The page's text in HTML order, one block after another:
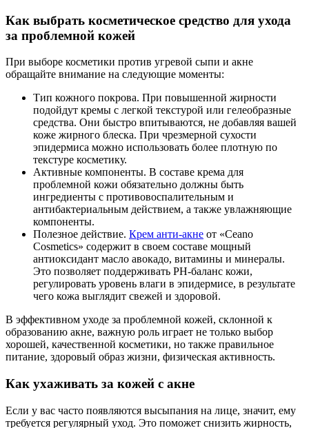
Как выбрать косметическое средство для ухода
за проблемной кожей
При выборе косметики против угревой сыпи и акне
обращайте внимание на следующие моменты:
Тип кожного покрова. При повышенной жирности
подойдут кремы с легкой текстурой или гелеобразные
средства. Они быстро впитываются, не добавляя вашей
коже жирного блеска. При чрезмерной сухости
эпидермиса можно использовать более плотную по
текстуре косметику.
Активные компоненты. В составе крема для
проблемной кожи обязательно должны быть
ингредиенты с противовоспалительным и
антибактериальным действием, а также увлажняющие
компоненты.
Полезное действие. Крем анти-акне от «Ceano
Cosmetics» содержит в своем составе мощный
антиоксидант масло авокадо, витамины и минералы.
Это позволяет поддерживать РН-баланс кожи,
регулировать уровень влаги в эпидермисе, в результате
чего кожа выглядит свежей и здоровой.
В эффективном уходе за проблемной кожей, склонной к
образованию акне, важную роль играет не только выбор
хорошей, качественной косметики, но также правильное
питание, здоровый образ жизни, физическая активность.
Как ухаживать за кожей с акне
Если у вас часто появляются высыпания на лице, значит, ему
требуется регулярный уход. Это поможет снизить жирность,